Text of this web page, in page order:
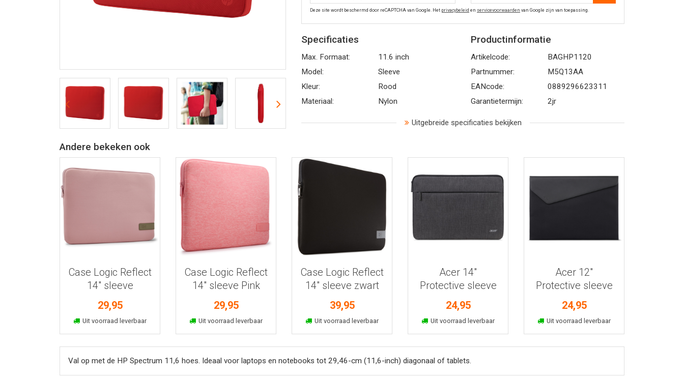
Deze site wordt beschermd door reCAPTCHA van Google. Het privacybeleid en servicevoorwaarden van Google zijn van toepassing.
Specificaties
Max. Formaat:
11.6 inch
Model:
Sleeve
Kleur:
Rood
Materiaal:
Nylon
Productinformatie
Artikelcode:
BAGHP1120
Partnummer:
M5Q13AA
EANcode:
0889296623311
Garantietermijn:
2jr
Uitgebreide specificaties bekijken
Andere bekeken ook
Case Logic Reflect
14" sleeve
Mermaid
29,95
Uit voorraad leverbaar
In winkelmand
Bekijk meer informatie
Case Logic Reflect
14" sleeve Pink
29,95
Uit voorraad leverbaar
In winkelmand
Case Logic Reflect
14" sleeve zwart
39,95
Uit voorraad leverbaar
In winkelmand
Acer 14"
Protective sleeve
grijs
24,95
Uit voorraad leverbaar
In winkelmand
Acer 12"
Protective sleeve
zwart
24,95
Uit voorraad leverbaar
In winkelmand
Val op met de HP Spectrum 11,6 hoes. Ideaal voor laptops en notebooks tot 29,46-cm (11,6-inch) diagonaal of tablets.